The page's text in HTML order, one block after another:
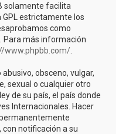
solamente facilita
estrictamente los
como
Para más información
www.phpbb.com/
obsceno, vulgar,
sexual o cualquier otro
de su país, el país donde
Internacionales. Hacer
con notificación a su